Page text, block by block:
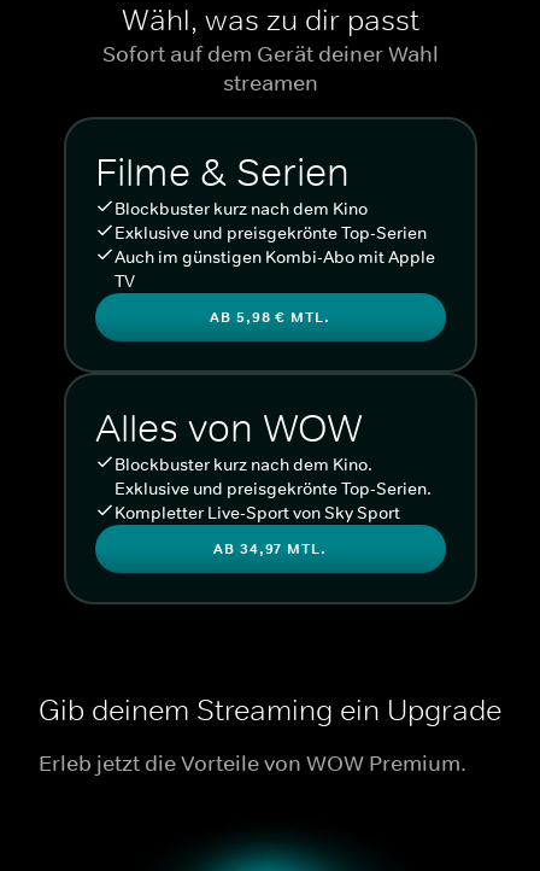
Wähl, was zu dir passt
Sofort auf dem Gerät deiner Wahl
streamen
Filme & Serien
Blockbuster kurz nach dem Kino
Exklusive und preisgekrönte Top-Serien
Auch im günstigen Kombi-Abo mit Apple
TV
AB 5,98 € MTL.
Alles von WOW
Blockbuster kurz nach dem Kino.
Exklusive und preisgekrönte Top-Serien.
Kompletter Live-Sport von Sky Sport
AB 34,97 MTL.
Gib deinem Streaming ein Upgrade
Erleb jetzt die Vorteile von WOW Premium.